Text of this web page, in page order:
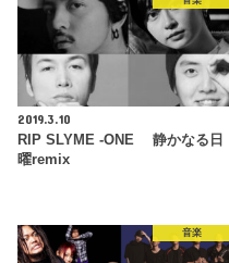
2019.3.10
RIP SLYME -ONE 静かなる日
曜remix
音楽